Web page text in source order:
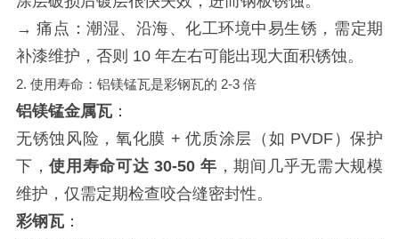
→ 痛点：潮湿、沿海、化工环境中易生锈，需定期
补漆维护，否则 10 年左右可能出现大面积锈蚀。
2. 使用寿命：铝镁锰瓦是彩钢瓦的 2-3 倍
铝镁锰金属瓦：
无锈蚀风险，氧化膜 + 优质涂层（如 PVDF）保护
下，使用寿命可达 30-50 年 ，期间几乎无需大规模
维护，仅需定期检查咬合缝密封性。
彩钢瓦：